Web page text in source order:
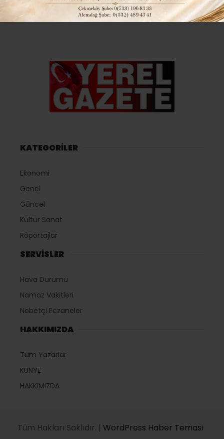
KATEGORİLER
Ekonomi
Genel
Güncel
Kültür Sanat
Röportajlar
SERVİSLER
Hava Durumu
Namaz Vakitleri
Nöbetçi Eczaneler
HAKKIMIZDA
Tüm Yazarlar
KÜNYE
HAKKIMIZDA
Tüm Hakları Saklıdır. | WordPress Haber Teması